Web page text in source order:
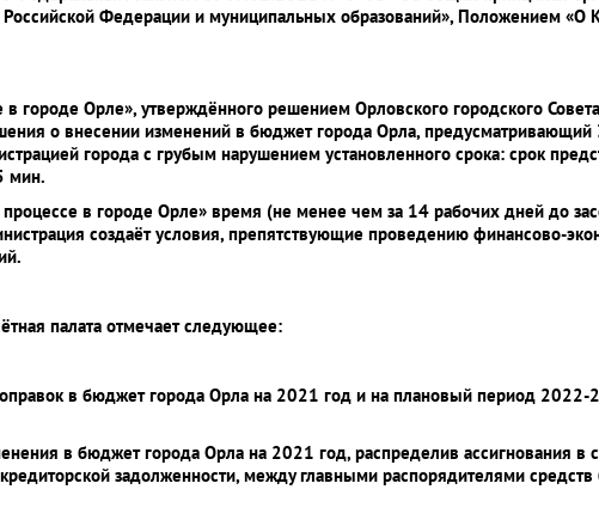
Российской Федерации и муниципальных образований», Положением «О
Орле», утверждённого решением Орловского городского
о внесении изменений в бюджет города Орла, предусматривающий
города с грубым нарушением установленного срока: срок
мин.
в городе Орле» время (не менее чем за 14 рабочих дней до
создаёт условия, препятствующие проведению финансово-
палата отмечает следующее:
в бюджет города Орла на 2021 год и на плановый период 2022-
в бюджет города Орла на 2021 год, распределив ассигнования в
задолженности, между главными распорядителями